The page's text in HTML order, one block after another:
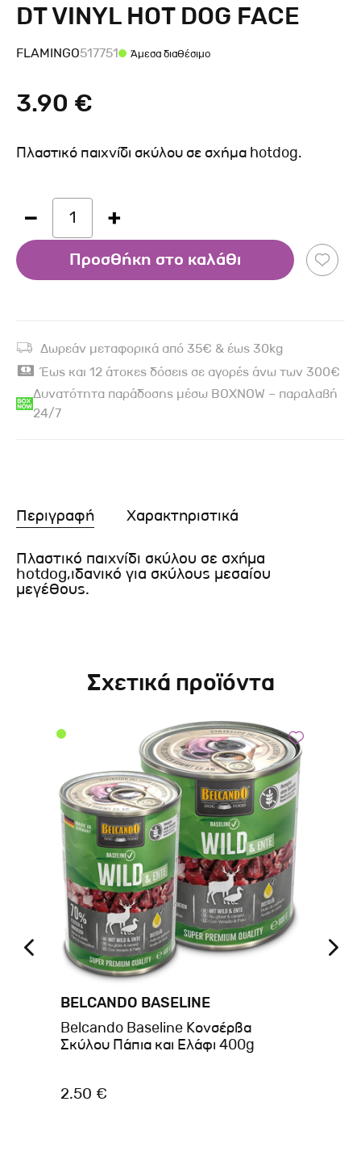
DT VINYL HOT DOG FACE
FLAMINGO517751 Άμεσα διαθέσιμο
3.90 €
Πλαστικό παιχνίδι σκύλου σε σχήμα hotdog.
1
Προσθήκη στο καλάθι
Δωρεάν μεταφορικά από 35€ & έως 30kg
Έως και 12 άτοκες δόσεις σε αγορές άνω των 300€
Δυνατότητα παράδοσης μέσω BOXNOW – παραλαβή
24/7
Περιγραφή Χαρακτηριστικά
Πλαστικό παιχνίδι σκύλου σε σχήμα
hotdog,ιδανικό για σκύλους μεσαίου
μεγέθους.
Σχετικά προϊόντα
BELCANDO BASELINE
Belcando Baseline Κονσέρβα
Σκύλου Πάπια και Ελάφι 400g
2.50 €